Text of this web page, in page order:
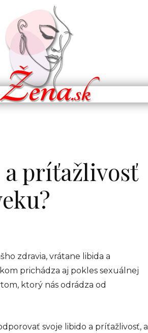
príťažlivosť
zdravia, vrátane libida a
prichádza aj pokles sexuálnej
ktorý nás odrádza od
svoje libido a príťažlivosť, a